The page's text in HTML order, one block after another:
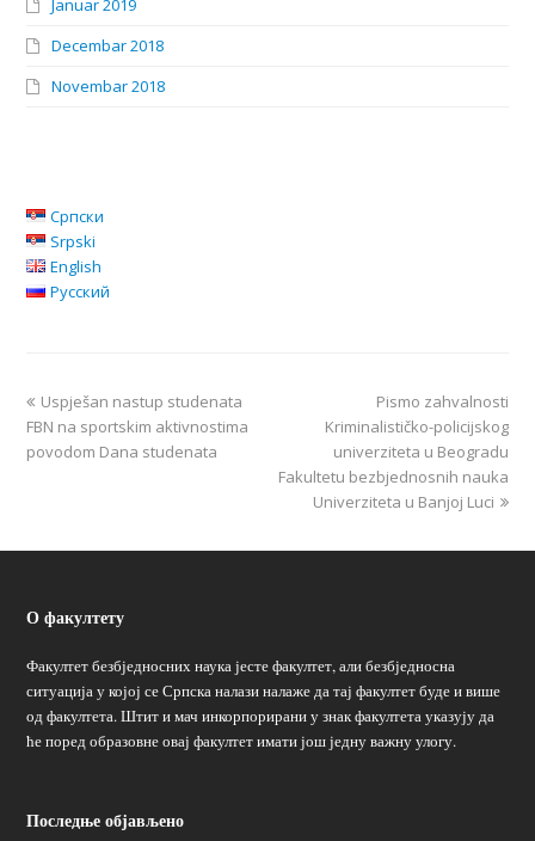
Januar 2019
Decembar 2018
Novembar 2018
Српски
Srpski
English
Русский
Uspješan nastup studenata
FBN na sportskim aktivnostima
povodom Dana studenata
Pismo zahvalnosti
Kriminalističko-policijskog
univerziteta u Beogradu
Fakultetu bezbjednosnih nauka
Univerziteta u Banjoj Luci
О факултету
Факултет безбједносних наука јесте факултет, али безбједносна
ситуација у којој се Српска налази налаже да тај факултет буде и више
од факултета. Штит и мач инкорпорирани у знак факултета указују да
ће поред образовне овај факултет имати још једну важну улогу.
Последње објављено